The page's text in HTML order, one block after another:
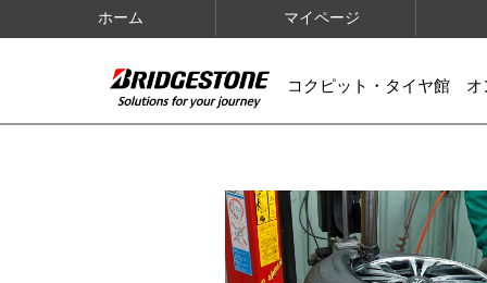
ホーム マイページ
コクピット・タイヤ館 オ
IMAGES